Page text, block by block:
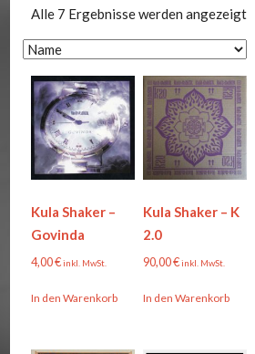
Alle 7 Ergebnisse werden angezeigt
Kula Shaker –
Govinda
4,00€inkl. MwSt.
In den Warenkorb
Kula Shaker – K
2.0
90,00€inkl. MwSt.
In den Warenkorb